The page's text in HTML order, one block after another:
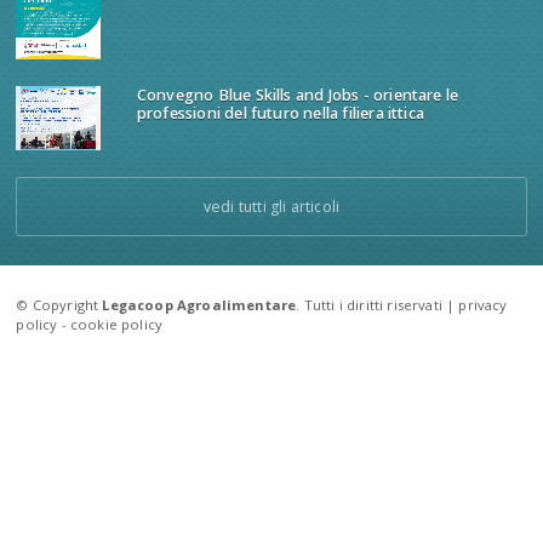
Convegno Blue Skills and Jobs - orientare le
professioni del futuro nella filiera ittica
vedi tutti gli articoli
© Copyright Legacoop Agroalimentare . Tutti i diritti riservati | privacy
policy - cookie policy